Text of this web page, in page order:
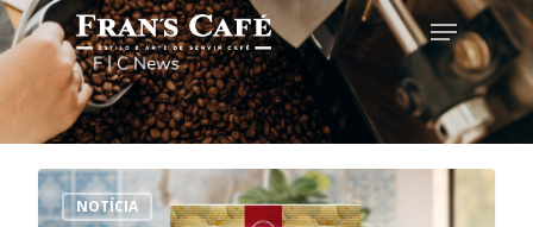
Hit enter to search or ESC to close
NOTÍCIA